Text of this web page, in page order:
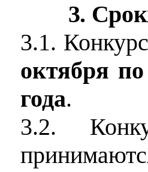
3.
3.1.
октября
года.
3.2.